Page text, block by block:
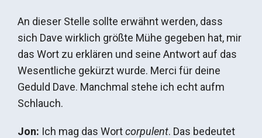
An dieser Stelle sollte erwähnt werden, dass
sich Dave wirklich größte Mühe gegeben hat, mir
das Wort zu erklären und seine Antwort auf das
Wesentliche gekürzt wurde. Merci für deine
Geduld Dave. Manchmal stehe ich echt aufm
Schlauch.
Jon: Ich mag das Wortcorpulent. Das bedeutet